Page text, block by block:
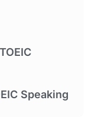
Speaking